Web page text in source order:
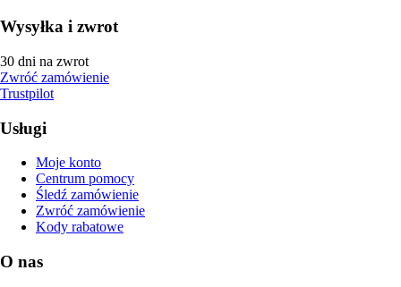
Wysyłka i zwrot
30 dni na zwrot
Zwróć zamówienie
Trustpilot
Usługi
Moje konto
Centrum pomocy
Śledź zamówienie
Zwróć zamówienie
Kody rabatowe
O nas